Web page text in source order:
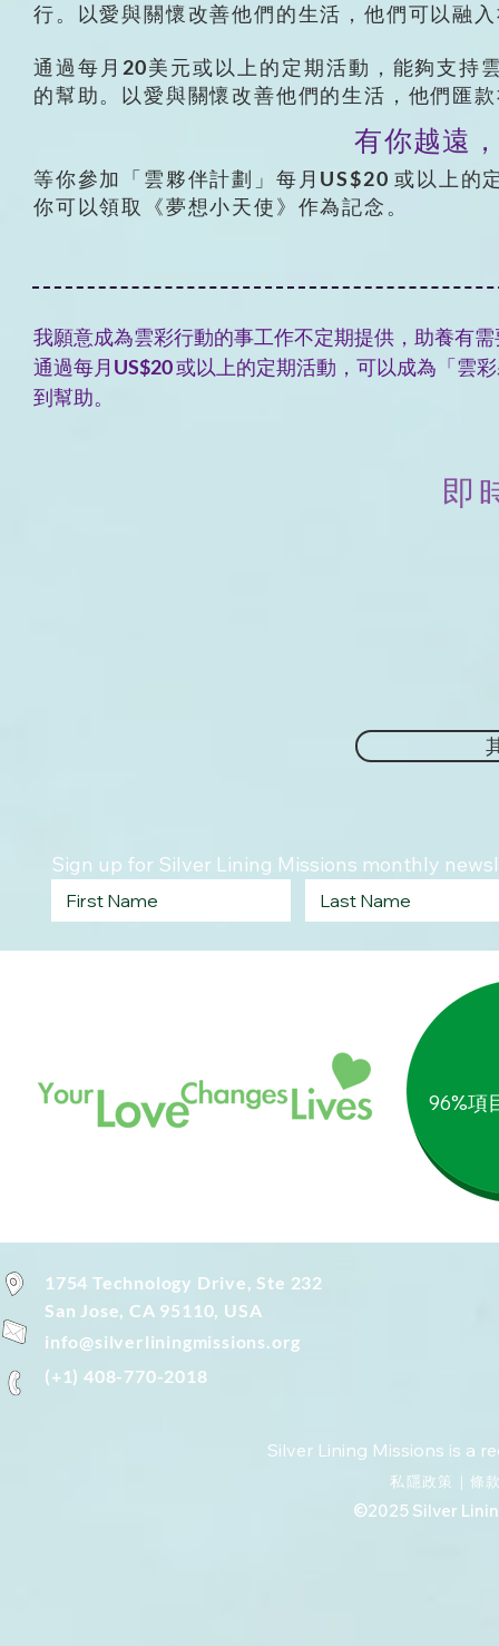
行。以愛與關懷改善他們的生活，他們可以融
通過每月20美元或以上的定期活動，能夠支持
的幫助。以愛與關懷改善他們的生活，他們匯
等你參加「雲夥伴計劃」每月US$20 或以上的
你可以領取《夢想小天使》作為記念。
有你越遠
我願意成為雲彩行動的事工作不定期提供，助養有
通過每月US$20 或以上的定期活動，可以成為「雲
到幫助。
即
Sign up for Silver Lining Missions monthly
96%項
1754 Technology Drive, Ste 232
San Jose, CA 95110, USA
info@silverliningmissions.org
(+1) 408-770-2018
Silver Lining Missions is a
私隱政策 ｜ 條
©2025 Silver